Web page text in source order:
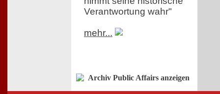
Verantwortung wahr"
mehr...
Archiv Public Affairs anzeigen